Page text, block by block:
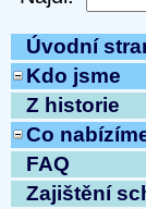
Úvodní
Kdo jsme
Z historie
Co
FAQ
Zajištění